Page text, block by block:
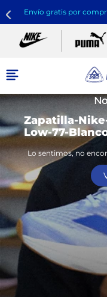
Envío gratis por
Zapatilla-
Low-77-
Lo sentimos, no